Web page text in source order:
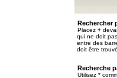
Rechercher
Placez +
qui ne doit
entre des
doit être
Recherche
Utilisez *